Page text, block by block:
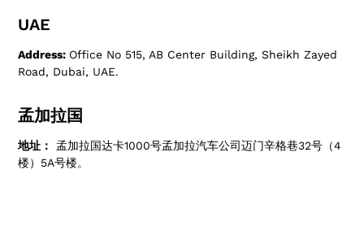
UAE
Address: Office No 515, AB Center Building, Sheikh Zayed
Road, Dubai, UAE.
孟加拉国
地址：
孟加拉国达卡1000号孟加拉汽车公司迈门辛格巷32号（4
楼）5A号楼。